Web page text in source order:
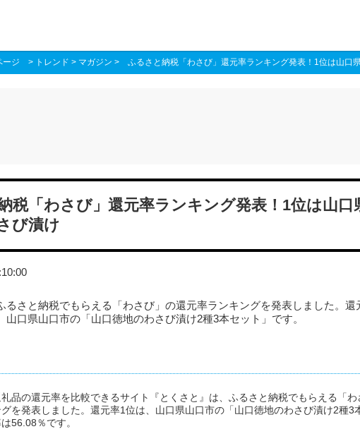
ージ > トレンド > マガジン > ふるさと納税「わさび」還元率ランキング発表！1位は山口
税「わさび」還元率ランキング発表！1位は山口
び漬け
るさと納税でもらえる「わさび」の還元率ランキングを発表しました。還
山口県山口市の「山口徳地のわさび漬け2種3本セット」です。
品の還元率を比較できるサイト『とくさと』は、ふるさと納税でもらえる「わ
を発表しました。還元率1位は、山口県山口市の「山口徳地のわさび漬け2種3
56.08％です。